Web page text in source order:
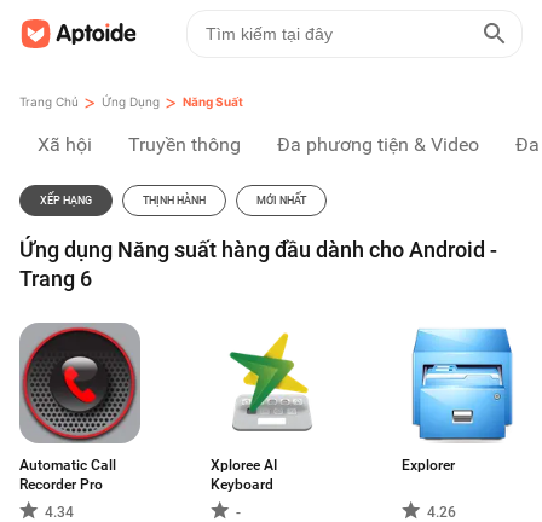
Trang Chủ > Ứng Dụng > Năng Suất
Xã hội Truyền thông Đa phương tiện & Video Đa
XẾP HẠNG THỊNH HÀNH MỚI NHẤT
Ứng dụng Năng suất hàng đầu dành cho Android -
Trang 6
Automatic Call
Recorder Pro
4.34
Xploree AI
Keyboard
-
Explorer
4.26